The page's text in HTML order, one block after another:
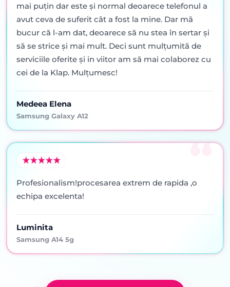
mai puţin dar este şi normal deoarece telefonul a
avut ceva de suferit cât a fost la mine. Dar mă
bucur că l-am dat, deoarece să nu stea în sertar şi
să se strice şi mai mult. Deci sunt mulţumită de
serviciile oferite şi in viitor am să mai colaborez cu
cei de la Klap. Mulţumesc!
Medeea Elena
Samsung Galaxy A12
Profesionalism!procesarea extrem de rapida ,o
echipa excelenta!
Luminita
Samsung A14 5g